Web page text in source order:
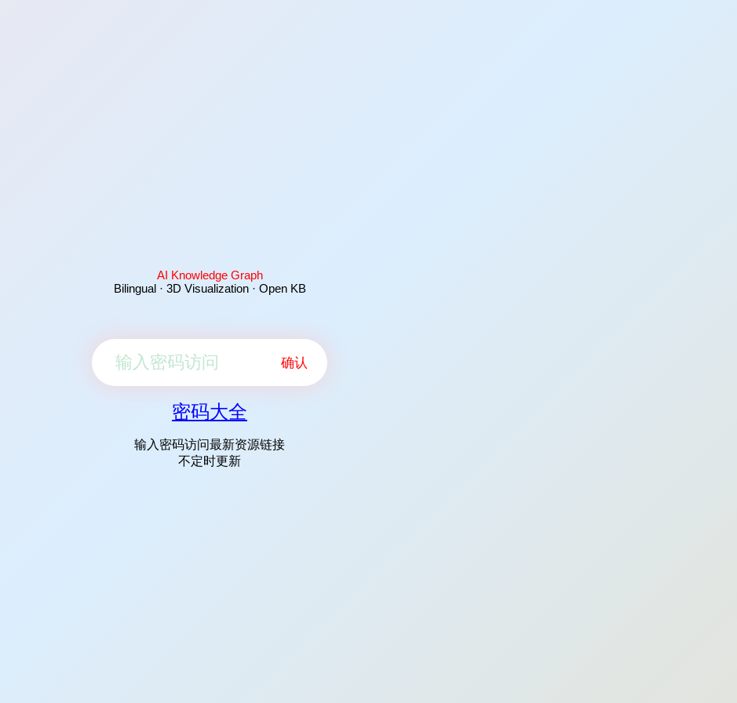
AI Knowledge Graph
Bilingual · 3D Visualization · Open KB
确认
密码大全
输入密码访问最新资源链接
不定时更新